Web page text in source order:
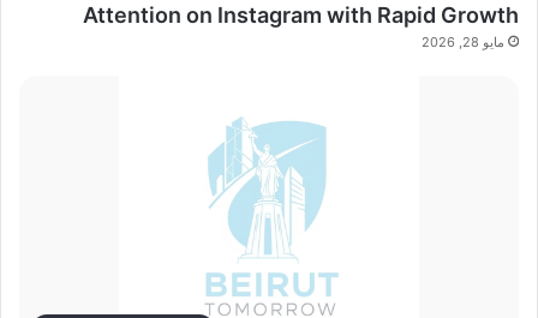
Attention on Instagram with Rapid Growth
مايو 28, 2026